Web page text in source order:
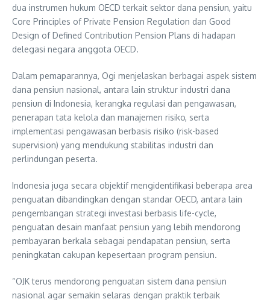
dua instrumen hukum OECD terkait sektor dana pensiun, yaitu
Core Principles of Private Pension Regulation dan Good
Design of Defined Contribution Pension Plans di hadapan
delegasi negara anggota OECD.
Dalam pemaparannya, Ogi menjelaskan berbagai aspek sistem
dana pensiun nasional, antara lain struktur industri dana
pensiun di Indonesia, kerangka regulasi dan pengawasan,
penerapan tata kelola dan manajemen risiko, serta
implementasi pengawasan berbasis risiko (risk-based
supervision) yang mendukung stabilitas industri dan
perlindungan peserta.
Indonesia juga secara objektif mengidentifikasi beberapa area
penguatan dibandingkan dengan standar OECD, antara lain
pengembangan strategi investasi berbasis life-cycle,
penguatan desain manfaat pensiun yang lebih mendorong
pembayaran berkala sebagai pendapatan pensiun, serta
peningkatan cakupan kepesertaan program pensiun.
“OJK terus mendorong penguatan sistem dana pensiun
nasional agar semakin selaras dengan praktik terbaik